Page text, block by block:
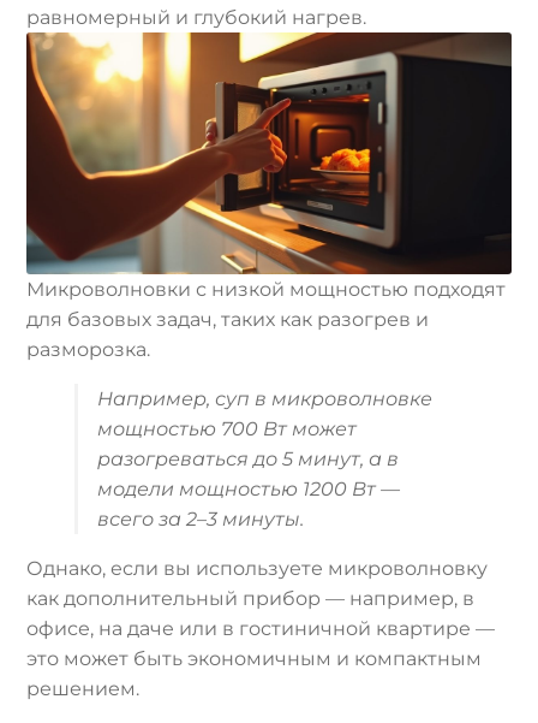
равномерный и глубокий нагрев.
Микроволновки с низкой мощностью подходят
для базовых задач, таких как разогрев и
разморозка.
Например, суп в микроволновке
мощностью 700 Вт может
разогреваться до 5 минут, а в
модели мощностью 1200 Вт —
всего за 2–3 минуты.
Однако, если вы используете микроволновку
как дополнительный прибор — например, в
офисе, на даче или в гостиничной квартире —
это может быть экономичным и компактным
решением.